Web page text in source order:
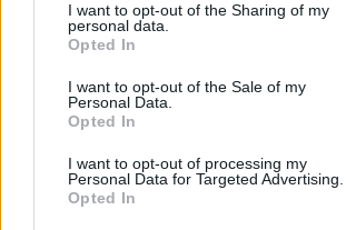
I want to opt-out of the Sharing of my
personal data.
Opted In
I want to opt-out of the Sale of my
Personal Data.
Opted In
I want to opt-out of processing my
Personal Data for Targeted Advertising.
Opted In
PUSL (D. Voiculescu)
PNȚCD (Pavelescu)
PNCR (Terheș)
Partidul Patrioților (Surugiu)
FAR (Coarnă)
România pe Primul Loc (Ponta)